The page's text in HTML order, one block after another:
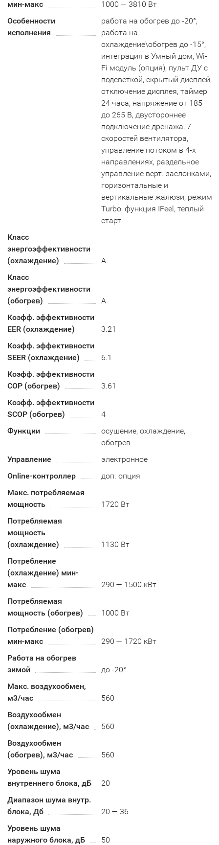
мин-макс
1000 — 3810 Вт
Особенности
исполнения
работа на обогрев до -20°,
работа на
охлаждение\обогрев до -15°,
интеграция в Умный дом, Wi-
Fi модуль (опция), пульт ДУ с
подсветкой, скрытый дисплей,
отключение дисплея, таймер
24 часа, напряжение от 185
до 265 В, двустороннее
подключение дренажа, 7
скоростей вентилятора,
управление потоком в 4-х
направлениях, раздельное
управление верт. заслонками,
горизонтальные и
вертикальные жалюзи, режим
Turbo, функция IFeel, теплый
старт
Класс
энергоэффективности
(охлаждение)
А
Класс
энергоэффективности
(обогрев)
A
Коэфф. эффективности
EER (охлаждение)
3.21
Коэфф. эффективности
SEER (охлаждение)
6.1
Коэфф. эффективности
COP (обогрев)
3.61
Коэфф. эффективности
SCOP (обогрев)
4
Функции
осушение, охлаждение,
обогрев
Управление
электронное
Online-контроллер
доп. опция
Макс. потребляемая
мощность
1720 Вт
Потребляемая
мощность
(охлаждение)
1130 Вт
Потребление
(охлаждение) мин-
макс
290 — 1500 кВт
Потребляемая
мощность (обогрев)
1000 Вт
Потребление (обогрев)
мин-макс
290 — 1720 кВт
Работа на обогрев
зимой
до -20°
Макс. воздухообмен,
м3/час
560
Воздухообмен
(охлаждение), м3/час
560
Воздухообмен
(обогрев), м3/час
560
Уровень шума
внутреннего блока, дБ
20
Диапазон шума внутр.
блока, Дб
20 — 36
Уровень шума
наружного блока, дБ
50